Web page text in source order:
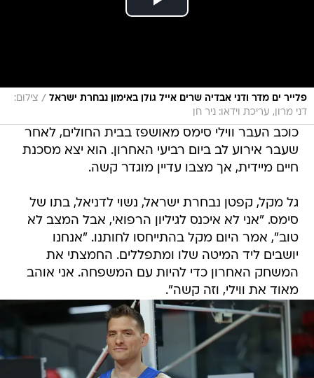
פלייר ים מדר ודני אבדיה שרים אייל גולן באימון נבחרת ישראל / צילום:
דני מרון, עריכת וידאו: ניר חן
כוכב העבר ווילי סימס מאושפז בבית החולים, לאחר
שעבר אירוע לב ביום רביעי האחרון. הוא יצא מסכנת
חיים מיידית, אך מצבו עדיין מוגדר קשה.
גל מקל, קפטן נבחרת ישראל, נשוי לדניאל, בתו של
סימס. "אני לא איכנס לגיליון הרפואי, אבל המצב לא
טוב", אמר היום מקל בהתייחסו לחותנו. "אנחנו
יושבים ליד המיטה שלו ומתפללים. החמצתי את
המשחק האחרון כדי להיות עם המשפחה. אני אוהב
מאוד את ווילי, וזה קשה".